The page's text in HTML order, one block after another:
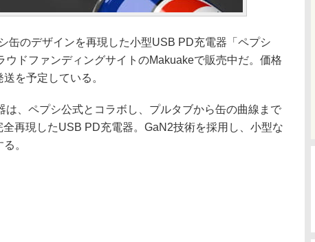
缶のデザインを再現した小型USB PD充電器「ペプシ
ウドファンディングサイトのMakuakeで販売中だ。価格
を予定している。
、ペプシ公式とコラボし、プルタブから缶の曲線まで
再現したUSB PD充電器。GaN2技術を採用し、小型な
。